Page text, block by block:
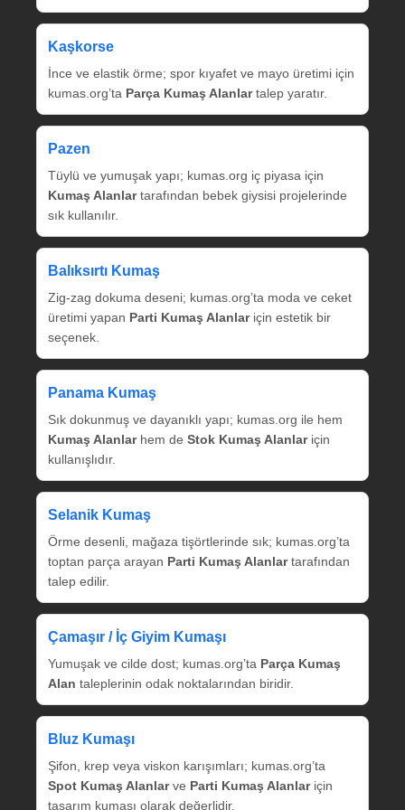
Kaşkorse
İnce ve elastik örme; spor kıyafet ve mayo üretimi için
kumas.org’ta Parça Kumaş Alanlartalep yaratır.
Pazen
Tüylü ve yumuşak yapı; kumas.org iç piyasa için
Kumaş Alanlartarafından bebek giysisi projelerinde
sık kullanılır.
Balıksırtı Kumaş
Zig‑zag dokuma deseni; kumas.org’ta moda ve ceket
üretimi yapan Parti Kumaş Alanlariçin estetik bir
seçenek.
Panama Kumaş
Sık dokunmuş ve dayanıklı yapı; kumas.org ile hem
Kumaş Alanlarhem de Stok Kumaş Alanlariçin
kullanışlıdır.
Selanik Kumaş
Örme desenli, mağaza tişörtlerinde sık; kumas.org’ta
toptan parça arayan Parti Kumaş Alanlartarafından
talep edilir.
Çamaşır / İç Giyim Kumaşı
Yumuşak ve cilde dost; kumas.org’ta Parça Kumaş
Alan taleplerinin odak noktalarından biridir.
Bluz Kumaşı
Şifon, krep veya viskon karışımları; kumas.org’ta
Spot Kumaş Alanlarve Parti Kumaş Alanlariçin
tasarım kumaşı olarak değerlidir.